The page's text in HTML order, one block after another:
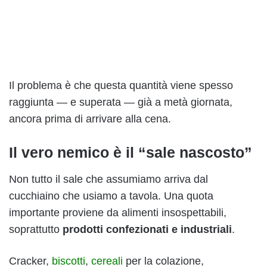
Il problema è che questa quantità viene spesso
raggiunta — e superata — già a metà giornata,
ancora prima di arrivare alla cena.
Il vero nemico è il “sale nascosto”
Non tutto il sale che assumiamo arriva dal
cucchiaino che usiamo a tavola. Una quota
importante proviene da alimenti insospettabili,
soprattutto prodotti confezionati e industriali.
Cracker, biscotti, cereali per la colazione,